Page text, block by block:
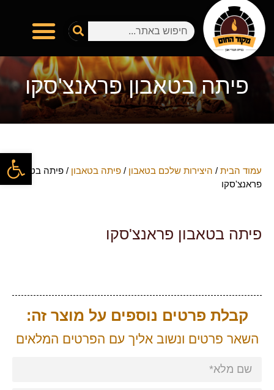
פיתה בטאבון פראנצ'סקו
עמוד הבית / היצירות שלכם בטאבון / פיתה בטאבון / פיתה בטאבון
פראנצ'סקו
פיתה בטאבון פראנצ'סקו
קבלת פרטים נוספים על מוצר זה:
השאר פרטים ונשוב אליך עם הפרטים המלאים